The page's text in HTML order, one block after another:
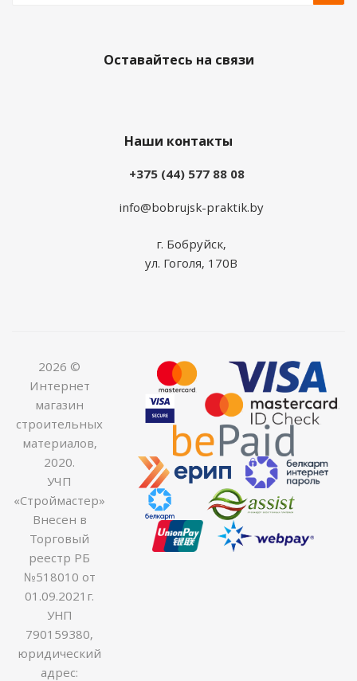
Оставайтесь на связи
Наши контакты
+375 (44) 577 88 08
info@bobrujsk-praktik.by
г. Бобруйск,
ул. Гоголя, 170В
2026 ©
Интернет
магазин
строительных
материалов,
2020.
УЧП
«Строймастер»
Внесен в
Торговый
реестр РБ
№518010 от
01.09.2021г.
УНП
790159380,
юридический
адрес: